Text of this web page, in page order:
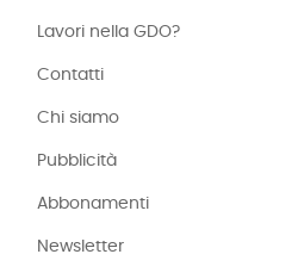
Lavori nella GDO?
Contatti
Chi siamo
Pubblicità
Abbonamenti
Newsletter